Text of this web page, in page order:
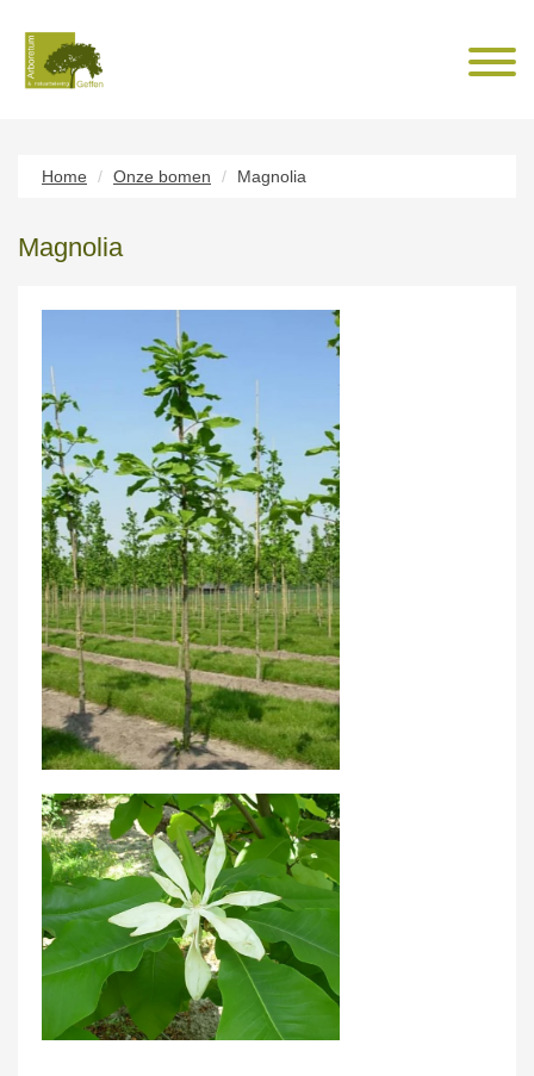
Home Onze bomen Magnolia
Magnolia